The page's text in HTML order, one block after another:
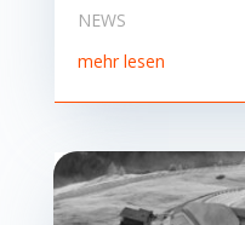
NEWS
mehr lesen